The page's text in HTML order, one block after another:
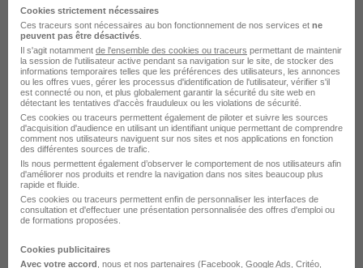
Voir l’offre
Stage - Chargé·e d'Administration des
Ventes H/F
ZEPLUG
Cookies strictement nécessaires
Ces traceurs sont nécessaires au bon fonctionnement de nos services et ne
peuvent pas être désactivés
Il s'agit notamment de l'ensemble des cookies ou traceurs permettant de maintenir
la session de l'utilisateur active pendant sa navigation sur le site, de stocker des
informations temporaires telles que les préférences des utilisateurs, les annonces
ou les offres vues, gérer les processus d'identification de l'utilisateur, vérifier s'il
est connecté ou non, et plus globalement garantir la sécurité du site web en
détectant les tentatives d'accès frauduleux ou les violations de sécurité.
Ces cookies ou traceurs permettent également de piloter et suivre les sources
d'acquisition d'audience en utilisant un identifiant unique permettant de comprendre
comment nos utilisateurs naviguent sur nos sites et nos applications en fonction
des différentes sources de trafic.
Ils nous permettent également d’observer le comportement de nos utilisateurs afin
d'améliorer nos produits et rendre la navigation dans nos sites beaucoup plus
rapide et fluide.
Ces cookies ou traceurs permettent enfin de personnaliser les interfaces de
consultation et d'effectuer une présentation personnalisée des offres d'emploi ou
de formations proposées.
Cookies publicitaires
Avec votre accord , nous et nos partenaires (Facebook, Google Ads , Critéo,